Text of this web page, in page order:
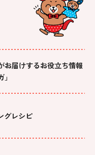
お届けするお役立ち情報
グレシピ